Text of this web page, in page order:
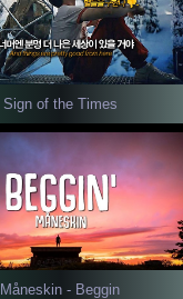
Sign of the Times
Måneskin - Beggin